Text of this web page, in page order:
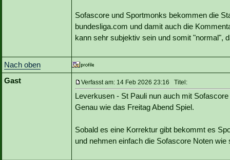
Sofascore und Sportmonks bekommen die
bundesliga.com und damit auch die
kann sehr subjektiv sein und somit "normal",
Nach oben
Gast
Verfasst am: 14 Feb 2026 23:16 Titel:
Leverkusen - St Pauli nun auch mit
Genau wie das Freitag Abend Spiel.
Sobald es eine Korrektur gibt bekommt es
und nehmen einfach die Sofascore Noten wie